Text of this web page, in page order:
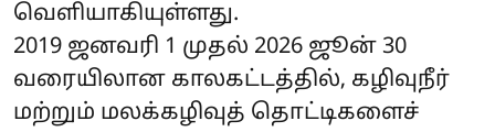
வெளியாகியுள்ளது.
2019 ஜனவரி 1 முதல் 2026 ஜூன் 30
வரையிலான காலகட்டத்தில், கழிவுநீர்
மற்றும் மலக்கழிவுத் தொட்டிகளைச்